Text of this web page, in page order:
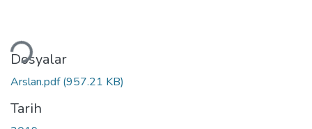
Yükleniyor...
Dosyalar
Arslan.pdf(957.21 KB)
Tarih